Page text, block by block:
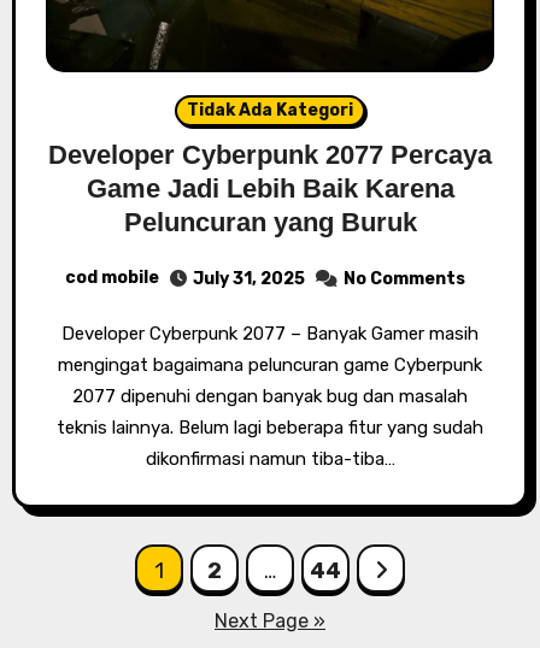
Tidak Ada Kategori
Developer Cyberpunk 2077 Percaya
Game Jadi Lebih Baik Karena
Peluncuran yang Buruk
cod mobile July 31, 2025 No Comments
Developer Cyberpunk 2077 – Banyak Gamer masih
mengingat bagaimana peluncuran game Cyberpunk
2077 dipenuhi dengan banyak bug dan masalah
teknis lainnya. Belum lagi beberapa fitur yang sudah
dikonfirmasi namun tiba-tiba…
1 2 … 44
Next Page »